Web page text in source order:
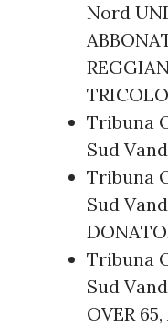
Nord
Tribuna
Sud
Tribuna
Sud
Tribuna
Sud
OVER